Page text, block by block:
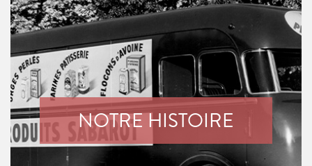
NOTRE HISTOIRE